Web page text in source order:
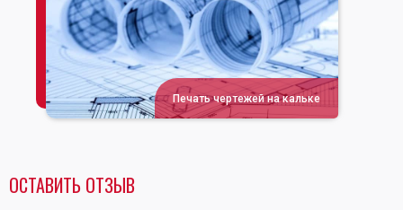
Печать чертежей на кальке
ОСТАВИТЬ ОТЗЫВ